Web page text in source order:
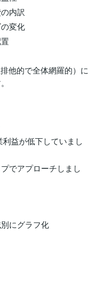
内訳
変化
他的で全体網羅的）に
益が低下していまし
でアプローチしまし
にグラフ化